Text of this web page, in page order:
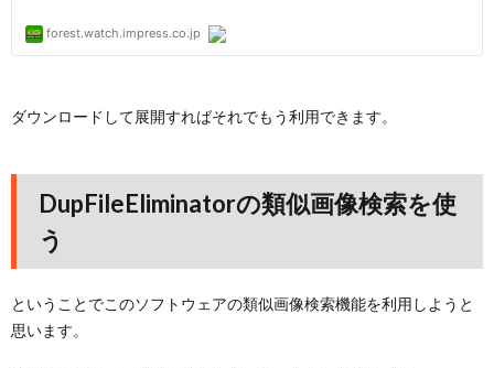
ダウンロードして展開すればそれでもう利用できます。
DupFileEliminatorの類似画像検索を使
う
ということでこのソフトウェアの類似画像検索機能を利用しようと
思います。